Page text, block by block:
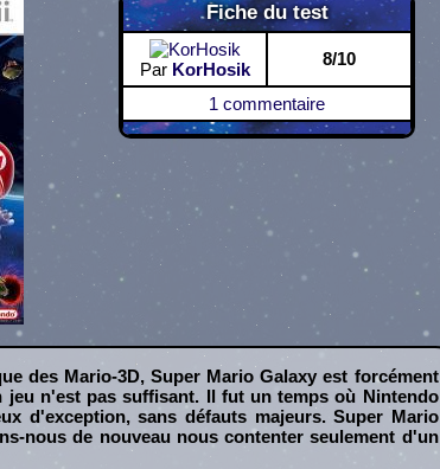
Fiche du test
Par KorHosik
8/10
1 commentaire
des Mario-3D, Super Mario Galaxy est forcément
n'est pas suffisant. Il fut un temps où Nintendo
d'exception, sans défauts majeurs. Super Mario
nous de nouveau nous contenter seulement d'un